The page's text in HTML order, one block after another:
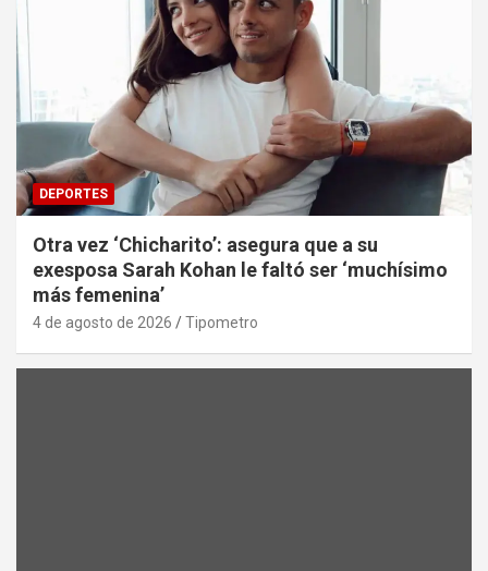
DEPORTES
Otra vez ‘Chicharito’: asegura que a su
exesposa Sarah Kohan le faltó ser ‘muchísimo
más femenina’
4 de agosto de 2026 Tipometro